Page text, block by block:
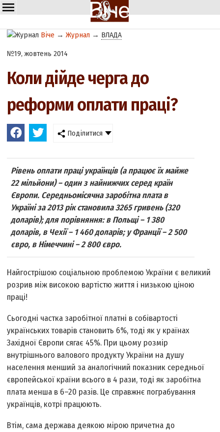
Віче →Журнал → ВЛАДА
№19, жовтень 2014
Коли дійде черга до
реформи оплати праці?
Поділитися
Рівень оплати праці українців (а працює їх майже
22 мільйони) – один з найнижчих серед країн
Європи. Середньомісячна заробітна плата в
Україні за 2013 рік становила 3265 гривень (320
доларів); для порівняння: в Польщі – 1 380
доларів, в Чехії – 1 460 доларів; у Франції – 2 500
євро, в Німеччині – 2 800 євро.
Найгострішою соціальною проблемою України є великий
розрив між високою вартістю життя і низькою ціною
праці!
Сьогодні частка заробітної платні в собівартості
українських товарів становить 6%, тоді як у країнах
Західної Європи сягає 45%. При цьому розмір
внутрішнього валового продукту України на душу
населення менший за аналогічний показник середньої
європейської країни всього в 4 рази, тоді як заробітна
плата менша в 6–20 разів. Це справжнє пограбування
українців, котрі працюють.
Втім, сама держава деякою мірою причетна до